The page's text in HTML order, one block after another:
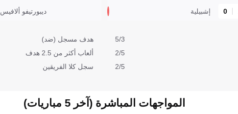
0 إشبيلية
5/3
2/5
2/5
ديبورتيفو ألافيس
هدف مسجل (ضد)
ألعاب أكثر من 2.5 هدف
سجل كلا الفريقين
المواجهات المباشرة (آخر 5 مباريات)